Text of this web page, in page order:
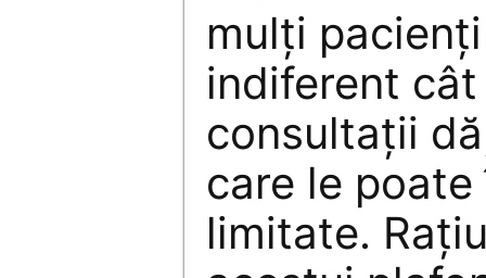
mulţi
indiferent
consultaţii
care le
limitate.